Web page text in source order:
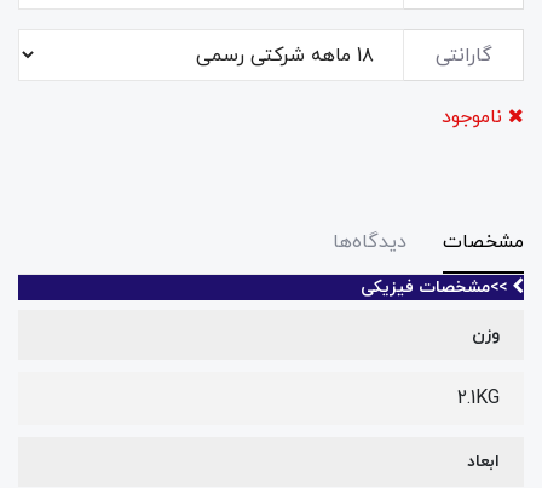
گارانتی
ناموجود
مشخصات دیدگاه‌ها
>>مشخصات فیزیکی
وزن
2.1KG
ابعاد